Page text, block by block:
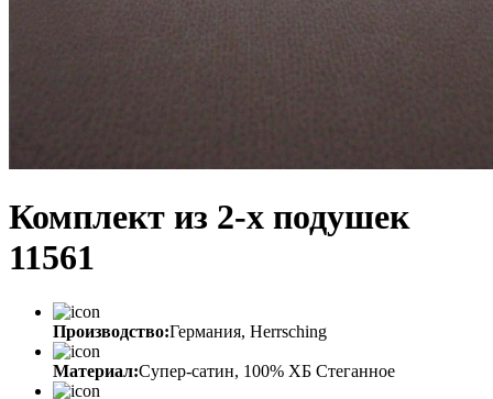
Комплект из 2-х подушек
11561
Производство:Германия, Herrsching
Материал:Супер-сатин, 100% ХБ Стеганное